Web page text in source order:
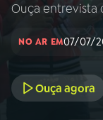
INÍCIO
02A RÁDIO
Ouça entrevista
NO AR EM07/07/
Ouça agora